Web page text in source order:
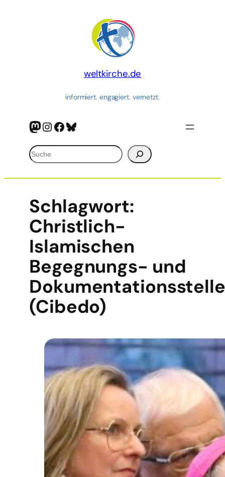
weltkirche.de
informiert. engagiert. vernetzt.
Mastodon
Instagram
Facebook
Bluesky
Suchen
Schlagwort:
Christlich-
Islamischen
Begegnungs- und
Dokumentationsstelle
(Cibedo)